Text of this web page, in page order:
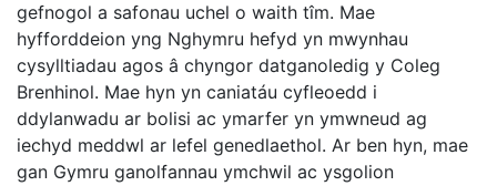
gefnogol a safonau uchel o waith tîm. Mae
hyfforddeion yng Nghymru hefyd yn mwynhau
cysylltiadau agos â chyngor datganoledig y Coleg
Brenhinol. Mae hyn yn caniatáu cyfleoedd i
ddylanwadu ar bolisi ac ymarfer yn ymwneud ag
iechyd meddwl ar lefel genedlaethol. Ar ben hyn, mae
gan Gymru ganolfannau ymchwil ac ysgolion